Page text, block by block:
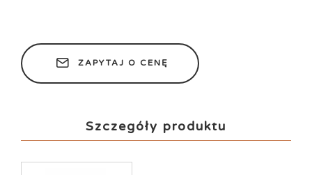
ZAPYTAJ O CENĘ
Szczegóły produktu